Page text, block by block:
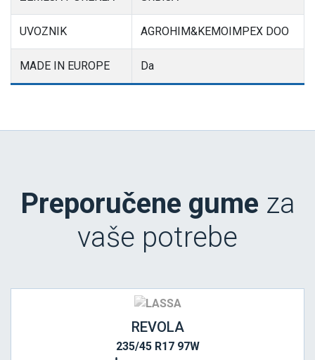
UVOZNIK AGROHIM&KEMOIMPEX DOO
MADE IN EUROPE Da
Preporučene gume za
vaše potrebe
REVOLA
235/45 R17 97W